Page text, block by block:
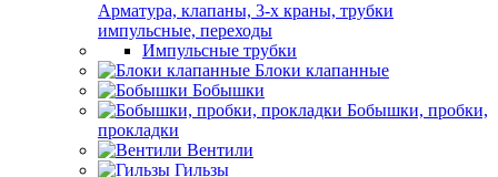
Арматура, клапаны, 3-х краны, трубки
импульсные, переходы
Импульсные трубки
Блоки клапанные
Бобышки
Бобышки, пробки,
прокладки
Вентили
Гильзы